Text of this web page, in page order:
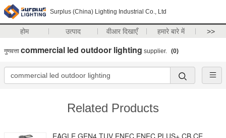
Surplus (China) Lighting Industrial Co., Ltd
होम उत्पाद वीआर दिखाएँ हमारे बारे में >>
गुणवत्ता commercial led outdoor lighting supplier. (0)
Related Products
EAGLE GEN4 TUV ENEC ENEC PLUS+ CB CE